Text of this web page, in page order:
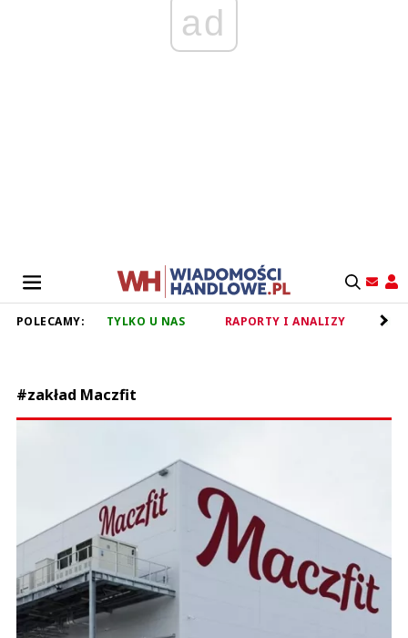
ad
POLECAMY: TYLKO U NAS RAPORTY I ANALIZY
#zakład Maczfit